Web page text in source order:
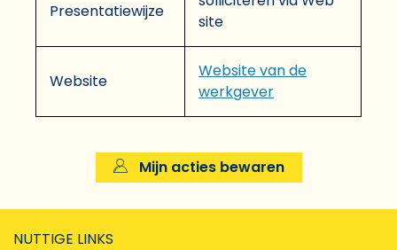
Presentatiewijze
site
Website
Website van de
werkgever
Mijn acties bewaren
NUTTIGE LINKS